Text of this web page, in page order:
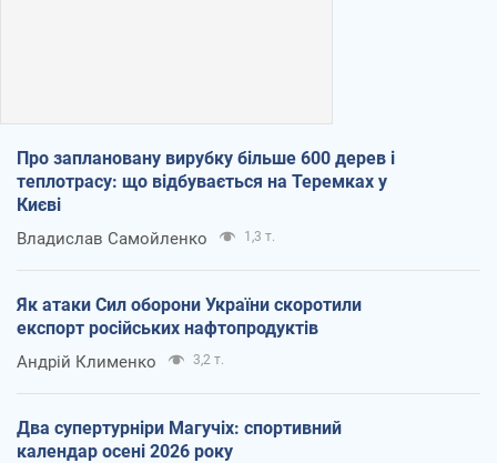
Про заплановану вирубку більше 600 дерев і
теплотрасу: що відбувається на Теремках у
Києві
Владислав Самойленко 1,3 т.
Як атаки Сил оборони України скоротили
експорт російських нафтопродуктів
Андрій Клименко 3,2 т.
Два супертурніри Магучіх: спортивний
календар осені 2026 року